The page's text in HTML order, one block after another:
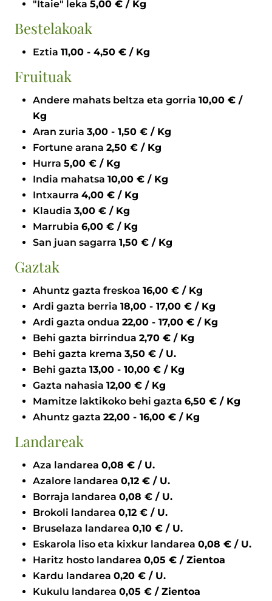
"Itaie" leka 5,00 € / Kg
Bestelakoak
Eztia 11,00 - 4,50 € / Kg
Fruituak
Andere mahats beltza eta gorria 10,00 € /
Kg
Aran zuria
3,00 - 1,50 € / Kg
Fortune arana
2,50 € / Kg
Hurra
5,00 € / Kg
India mahatsa
10,00 € / Kg
Intxaurra
4,00 € / Kg
Klaudia
3,00 € / Kg
Marrubia
6,00 € / Kg
San juan sagarra
1,50 € / Kg
Gaztak
Ahuntz gazta freskoa
16,00 € / Kg
Ardi gazta berria
18,00 - 17,00 € / Kg
Ardi gazta ondua
22,00 - 17,00 € / Kg
Behi gazta birrindua
2,70 € / Kg
Behi gazta krema
3,50 € / U.
Behi gazta
13,00 - 10,00 € / Kg
Gazta nahasia
12,00 € / Kg
Mamitze laktikoko behi gazta
6,50 € / Kg
Ahuntz gazta
22,00 - 16,00 € / Kg
Landareak
Aza landarea
0,08 € / U.
Azalore landarea
0,12 € / U.
Borraja landarea
0,08 € / U.
Brokoli landarea
0,12 € / U.
Bruselaza landarea
0,10 € / U.
Eskarola liso eta kixkur landarea
0,08 € / U.
Haritz hosto landarea
0,05 € / Zientoa
Kardu landarea
0,20 € / U.
Kukulu landarea
0,05 € / Zientoa